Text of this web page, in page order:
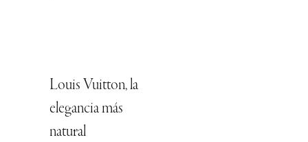
Louis Vuitton, la
elegancia más
natural